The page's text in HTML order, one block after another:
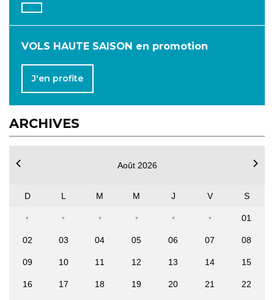
VOLS HAUTE SAISON en promotion
J'en profite
ARCHIVES
OCTOBRE
Août 2026
D L M M J V S
01
02 03 04 05 06 07 08
09 10 11 12 13 14 15
16 17 18 19 20 21 22